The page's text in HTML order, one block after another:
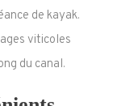
de kayak.
viticoles
du canal.